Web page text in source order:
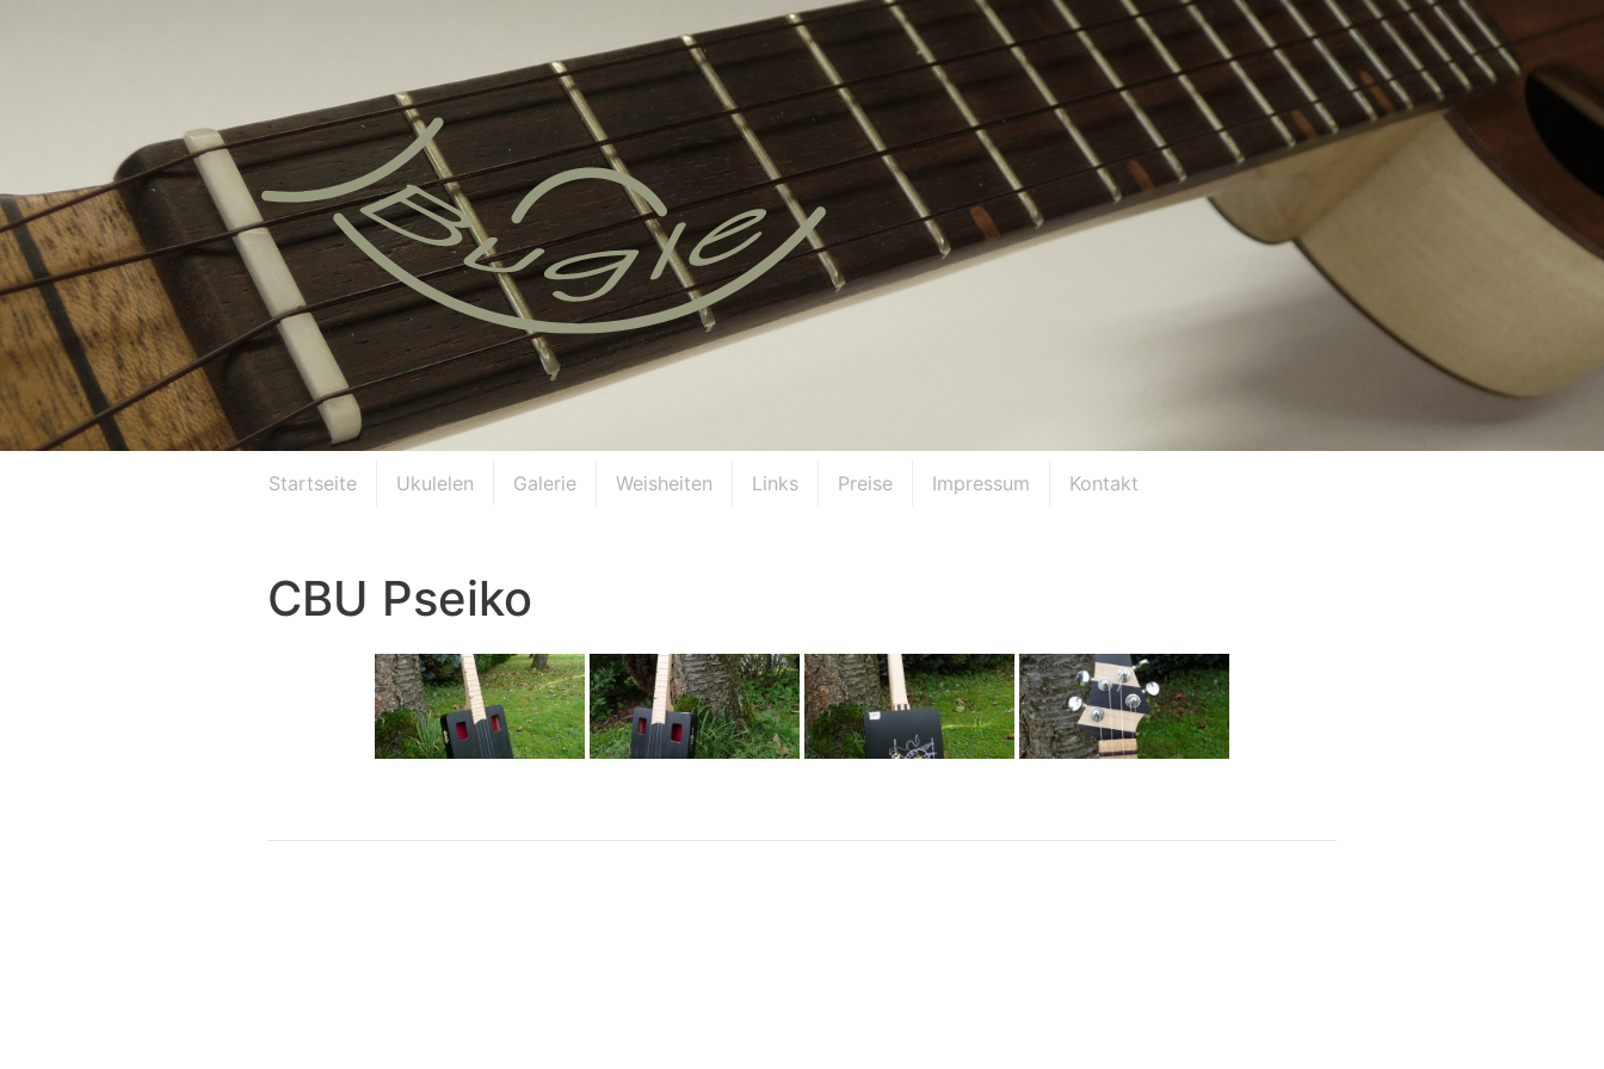
Startseite Ukulelen Galerie Weisheiten Links Preise Impressum Kontakt
CBU Pseiko